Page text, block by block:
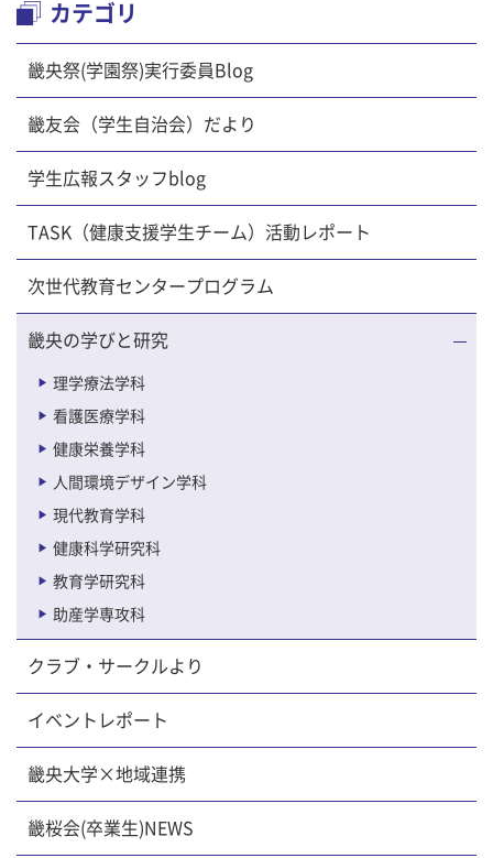
カテゴリ
畿央祭(学園祭)実行委員Blog
畿友会（学生自治会）だより
学生広報スタッフblog
TASK（健康支援学生チーム）活動レポート
次世代教育センタープログラム
畿央の学びと研究
理学療法学科
看護医療学科
健康栄養学科
人間環境デザイン学科
現代教育学科
健康科学研究科
教育学研究科
助産学専攻科
クラブ・サークルより
イベントレポート
畿央大学×地域連携
畿桜会(卒業生)NEWS